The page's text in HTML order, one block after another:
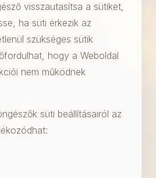
visszautasítsa a sütiket,
ha süti érkezik az
szükséges sütik
hogy a Weboldal
nem működnek
süti beállításairól az